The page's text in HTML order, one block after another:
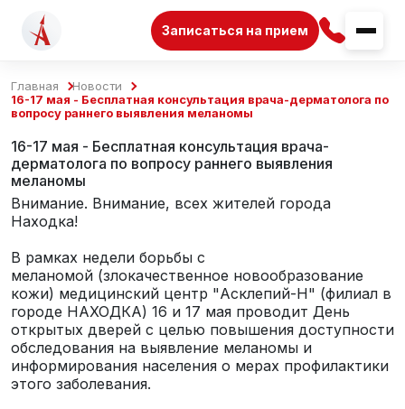
Записаться на прием
Главная
Новости
16-17 мая - Бесплатная консультация врача-дерматолога по
вопросу раннего выявления меланомы
16-17 мая - Бесплатная консультация врача-
дерматолога по вопросу раннего выявления
меланомы
Внимание. Внимание, всех жителей города
Находка!
В рамках недели борьбы с
меланомой (злокачественное новообразование
кожи) медицинский центр "Асклепий-Н" (филиал в
городе НАХОДКА) 16 и 17 мая проводит День
открытых дверей с целью повышения доступности
обследования на выявление меланомы и
информирования населения о мерах профилактики
этого заболевания.